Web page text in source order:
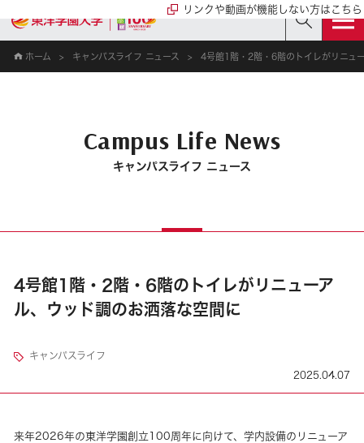
ホーム キャンパスライフ ニュース 4号館1階・2階・6階のトイレがリニュ
Campus Life News
キャンパスライフ ニュース
リンクや動画が機能しない方はこちら
4号館1階・2階・6階のトイレがリニューア
ル、ウッド調のお洒落な空間に
キャンパスライフ
2025.04.07
来年2026年の東洋学園創立100周年に向けて、学内設備のリニューア